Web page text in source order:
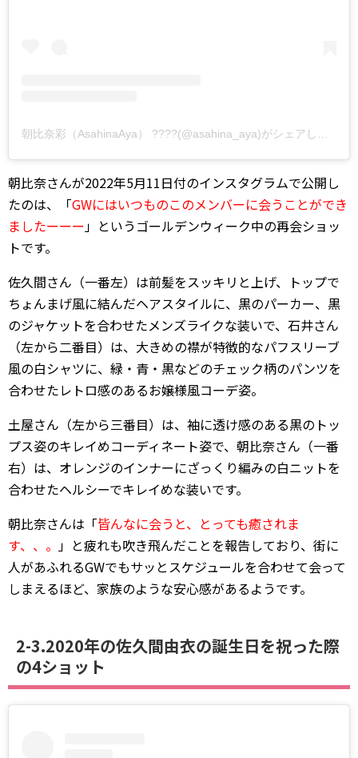
朝比奈彩（AsahinaAya） ????(@asahina_aya)がシェアした投稿
朝比奈さんが2022年5月11日付のインスタグラムで公開し
たのは、「GWにはいつものこのメンバーに会うことができ
ましたーーー」というゴールデンウィーク中の再会ショッ
トです。
佐久間さん（一番左）は前髪をスッキリと上げ、トップで
ちょんまげ風に結んだヘアスタイルに、黒のパーカー、黒
のジャケットを合わせたメンズライクな装いで、石井さん
（左から二番目）は、大きめの襟が特徴的なパフスリーブ
風の白シャツに、緑・青・黒などのチェック柄のパンツを
合わせたレトロ感のあるお嬢様風コーデ姿。
土屋さん（左から三番目）は、袖に透け感のある黒のトッ
プス姿のキレイめコーディネート姿で、朝比奈さん（一番
右）は、オレンジのインナーにざっくり編みの白ニットを
合わせたヘルシーでキレイめな装いです。
朝比奈さんは「皆んなに会うと、とっても癒されま
す、、。 」と疲れも吹き飛んだことを報告しており、街に
人があふれるGWでもサッとスケジュールを合わせて会って
しまえるほど、家族のような安心感があるようです。
2-3.2020年の佐久間由衣の誕生日を祝った際
の4ショット